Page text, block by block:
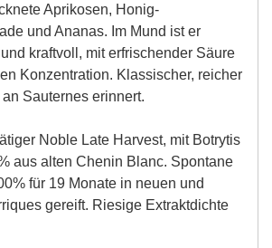
Aprikosen, Honig-
und Ananas. Im Mund ist er
kraftvoll, mit erfrischender Säure
Konzentration. Klassischer, reicher
Sauternes erinnert.
Noble Late Harvest, mit Botrytis
aus alten Chenin Blanc. Spontane
für 19 Monate in neuen und
gereift. Riesige Extraktdichte